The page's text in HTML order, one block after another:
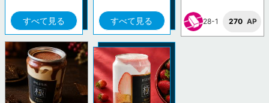
すべて見る すべて見る 28-1 270 AP